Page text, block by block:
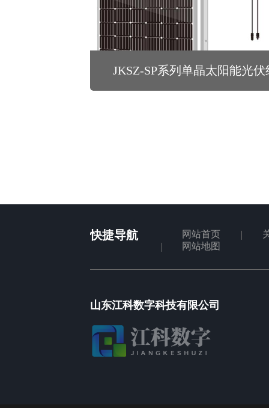
JKSZ-SP系列单晶太阳能光伏
快捷导航 网站首页
网站地图
山东江科数字科技有限公司